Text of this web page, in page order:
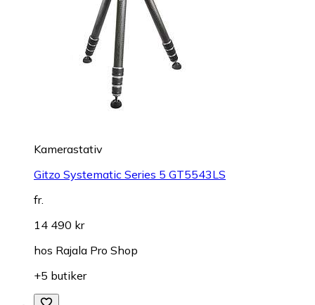
Kamerastativ
Gitzo Systematic Series 5 GT5543LS
fr.
14 490 kr
hos Rajala Pro Shop
+5 butiker